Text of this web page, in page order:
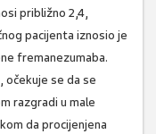
približno 2,4,
pacijenta iznosio je
fremanezumaba.
očekuje se da se
razgradi u male
da procijenjena